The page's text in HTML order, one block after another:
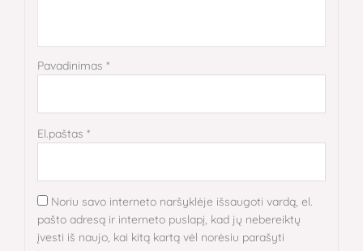
Pavadinimas *
El.paštas *
Noriu savo interneto naršyklėje išsaugoti vardą, el.
pašto adresą ir interneto puslapį, kad jų nebereiktų
įvesti iš naujo, kai kitą kartą vėl norėsiu parašyti